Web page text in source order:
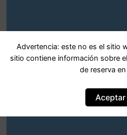
Advertencia: este no es el sitio
sitio contiene información sobre
de reserva
Aceptar